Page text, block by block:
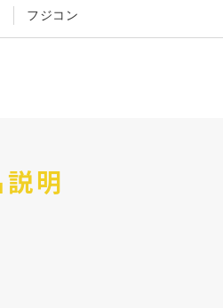
フジコン
明